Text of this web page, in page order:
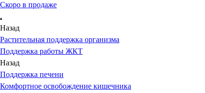
Скоро в продаже
Назад
Растительная поддержка организма
Поддержка работы ЖКТ
Назад
Поддержка печени
Комфортное освобождение кишечника